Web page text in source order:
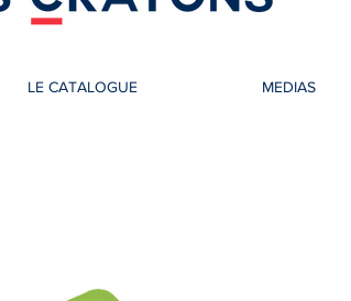
LE CATALOGUE MEDIAS